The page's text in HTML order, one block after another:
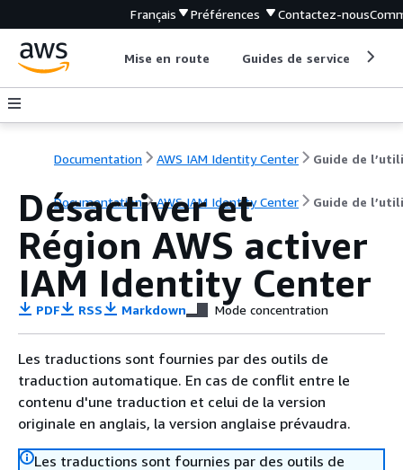
Français Préférences Contactez-nous
Mise en route Guides de service
Documentation AWS IAM Identity Center
Documentation AWS IAM Identity Center Guide de
Désactiver et
Région AWS activer
IAM Identity Center
PDF RSS Markdown Mode concentration
Les traductions sont fournies par des outils de
traduction automatique. En cas de conflit entre le
contenu d'une traduction et celui de la version
originale en anglais, la version anglaise prévaudra.
Les traductions sont fournies par des outils de